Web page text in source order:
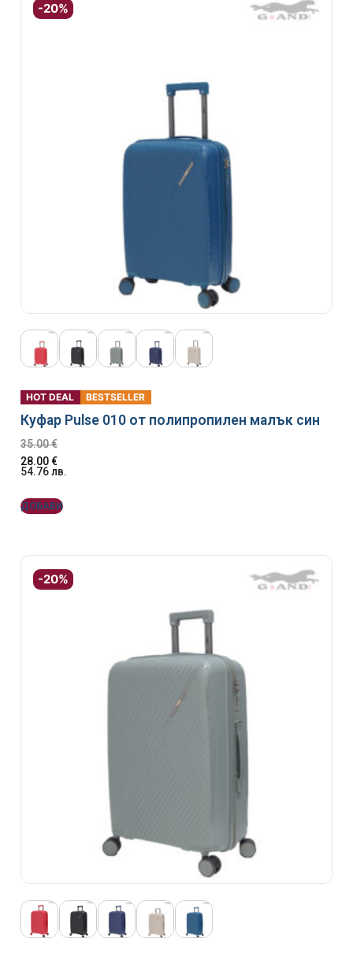
-20%
HOT DEAL BESTSELLER
Куфар Pulse 010 от полипропилен малък син
35.00€
28.00€
54.76лв.
ДОБАВИ
-20%